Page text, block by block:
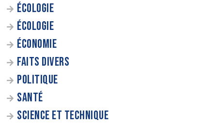
ÉCOLOGIE
ÉCOLOGIE
ÉCONOMIE
FAITS DIVERS
POLITIQUE
SANTÉ
SCIENCE ET TECHNIQUE